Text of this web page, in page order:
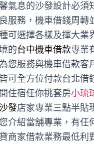
氣息的沙發設計必須
服務，機車借錢周轉
可選擇各樣及揮大業
的台中機車借款專業
您服務與機車借款客
可全方位付款台北借
住宿任你挑套房小琉
發店家專業三點半貼
介紹當舖專業，有任
商家借款業務最低利